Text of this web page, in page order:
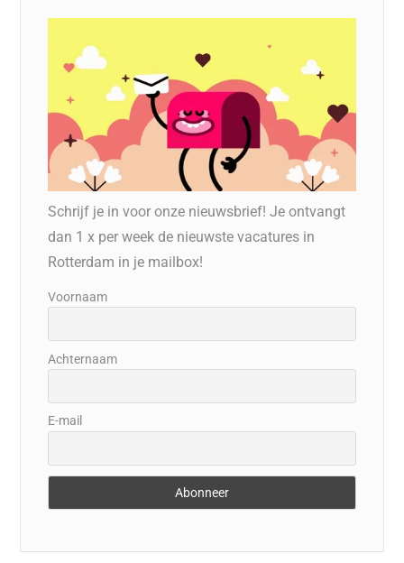
Schrijf je in voor onze nieuwsbrief! Je ontvangt
dan 1 x per week de nieuwste vacatures in
Rotterdam in je mailbox!
Voornaam
Achternaam
E-mail